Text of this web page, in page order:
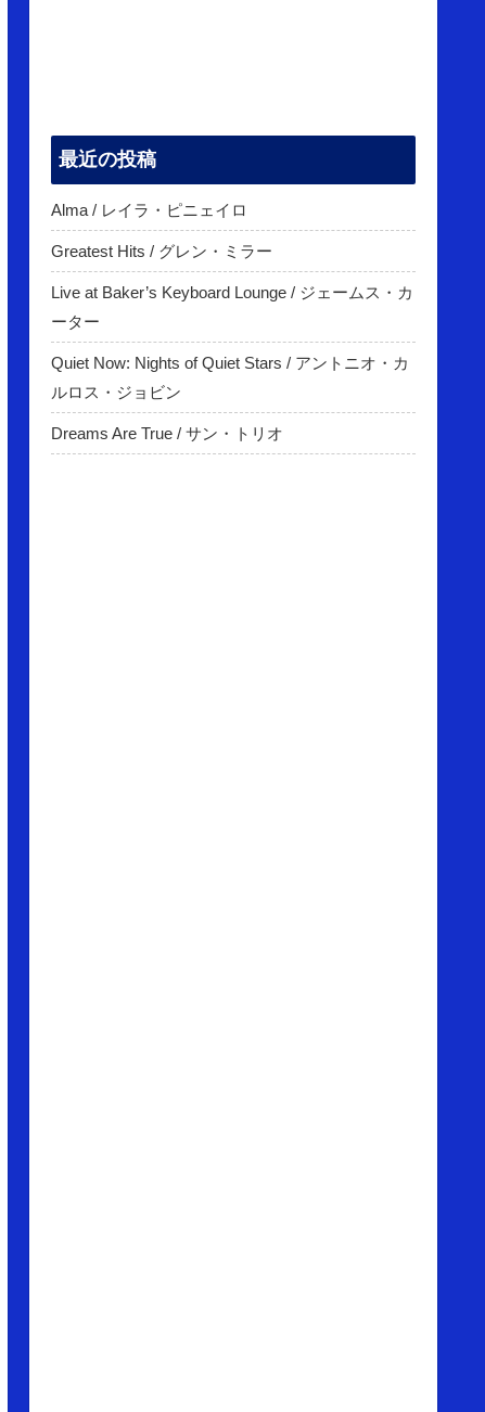
最近の投稿
Alma / レイラ・ピニェイロ
Greatest Hits / グレン・ミラー
Live at Baker’s Keyboard Lounge / ジェームス・カ
ーター
Quiet Now: Nights of Quiet Stars / アントニオ・カ
ルロス・ジョビン
Dreams Are True / サン・トリオ